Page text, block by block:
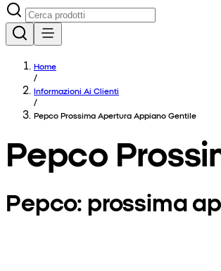
Home
/
Informazioni Ai Clienti
/
Pepco Prossima Apertura Appiano Gentile
Pepco
Pepco: prossima